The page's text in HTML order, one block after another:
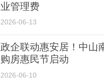
业管理费
2026-06-13
政企联动惠安居！中山
购房惠民节启动
2026-06-10